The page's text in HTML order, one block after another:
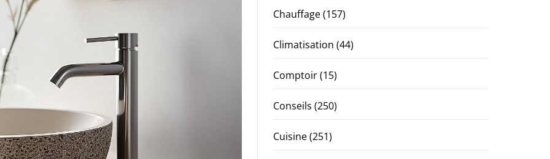
Chauffage(157)
Climatisation (44)
Comptoir(15)
Conseils (250)
Cuisine(251)